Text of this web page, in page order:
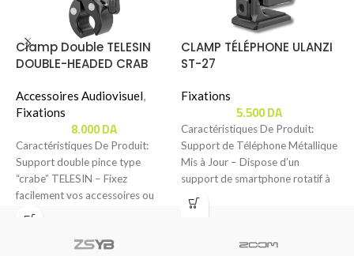
Clamp Double TELESIN
DOUBLE-HEADED CRAB
Accessoires Audiovisuel,
Fixations
8.000DA
Caractéristiques De Produit:
Support double pince type
“crabe” TELESIN – Fixez
facilement vos accessoires ou
caméras d’action sur des barres,
CLAMP TÉLÉPHONE ULANZI
ST-27
Fixations
5.500DA
Caractéristiques De Produit:
Support de Téléphone Métallique
Mis à Jour – Dispose d’un
support de smartphone rotatif à
360° avec